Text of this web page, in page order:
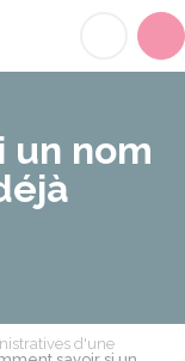
un nom
d'une